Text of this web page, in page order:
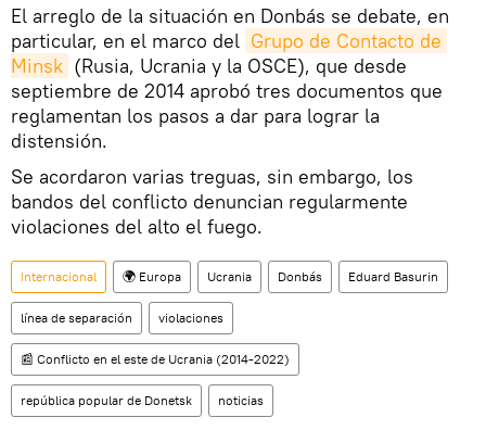
El arreglo de la situación en Donbás se debate, en
particular, en el marco del Grupo de Contacto de
Minsk (Rusia, Ucrania y la OSCE), que desde
septiembre de 2014 aprobó tres documentos que
reglamentan los pasos a dar para lograr la
distensión.
Se acordaron varias treguas, sin embargo, los
bandos del conflicto denuncian regularmente
violaciones del alto el fuego.
Internacional 🌍 Europa Ucrania Donbás Eduard Basurin
línea de separación violaciones
📰 Conflicto en el este de Ucrania (2014-2022)
república popular de Donetsk noticias